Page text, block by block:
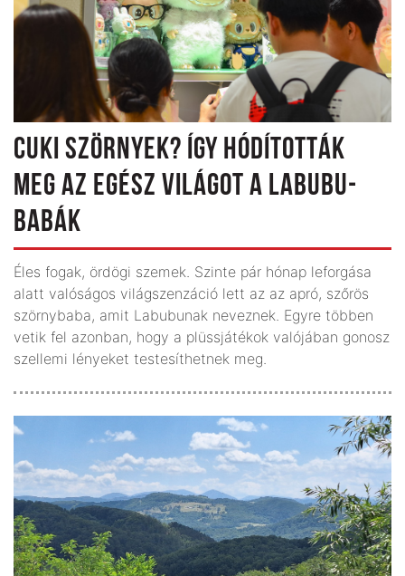
CUKI SZÖRNYEK? ÍGY HÓDÍTOTTÁK
MEG AZ EGÉSZ VILÁGOT A LABUBU-
BABÁK
Éles fogak, ördögi szemek. Szinte pár hónap leforgása
alatt valóságos világszenzáció lett az az apró, szőrös
szörnybaba, amit Labubunak neveznek. Egyre többen
vetik fel azonban, hogy a plüssjátékok valójában gonosz
szellemi lényeket testesíthetnek meg.